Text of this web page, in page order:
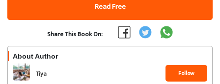
Read Free
Share This Book On:
About Author
Tiya Follow